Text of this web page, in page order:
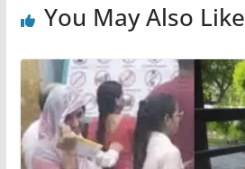
You May Also Like